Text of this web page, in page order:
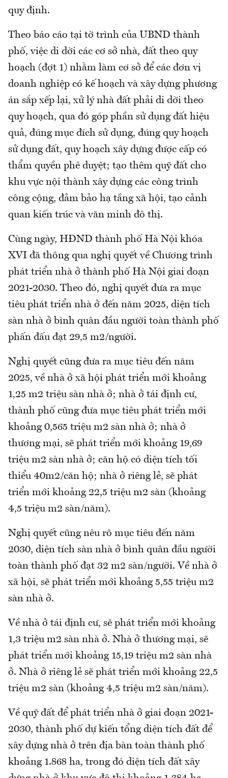
quy định.
Theo báo cáo tại tờ trình của UBND thành
phố, việc di dời các cơ sở nhà, đất theo quy
hoạch (đợt 1) nhằm làm cơ sở để các đơn vị
doanh nghiệp có kế hoạch và xây dựng phương
án sắp xếp lại, xử lý nhà đất phải di dời theo
quy hoạch, qua đó góp phần sử dụng đất hiệu
quả, đúng mục đích sử dụng, đúng quy hoạch
sử dụng đất, quy hoạch xây dựng được cấp có
thẩm quyền phê duyệt; tạo thêm quỹ đất cho
khu vực nội thành xây dựng các công trình
công cộng, đảm bảo hạ tầng xã hội, tạo cảnh
quan kiến trúc và văn minh đô thị.
Cùng ngày, HĐND thành phố Hà Nội khóa
XVI đã thông qua nghị quyết về Chương trình
phát triển nhà ở thành phố Hà Nội giai đoạn
2021-2030. Theo đó, nghị quyết đưa ra mục
tiêu phát triển nhà ở đến năm 2025, diện tích
sàn nhà ở bình quân đầu người toàn thành phố
phấn đấu đạt 29,5 m2/người.
Nghị quyết cũng đưa ra mục tiêu đến năm
2025, về nhà ở xã hội phát triển mới khoảng
1,25 m2 triệu sàn nhà ở; nhà ở tái định cư,
thành phố cũng đưa mục tiêu phát triển mới
khoảng 0,565 triệu m2 sàn nhà ở; nhà ở
thương mại, sẽ phát triển mới khoảng 19,69
triệu m2 sàn nhà ở; căn hộ có diện tích tối
thiểu 40m2/căn hộ; nhà ở riêng lẻ, sẽ phát
triển mới khoảng 22,5 triệu m2 sàn (khoảng
4,5 triệu m2 sàn/năm).
Nghị quyết cũng nêu rõ mục tiêu đến năm
2030, diện tích sàn nhà ở bình quân đầu người
toàn thành phố đạt 32 m2 sàn/người. Về nhà ở
xã hội, sẽ phát triển mới khoảng 5,55 triệu m2
sàn nhà ở.
Về nhà ở tái định cư, sẽ phát triển mới khoảng
1,3 triệu m2 sàn nhà ở. Nhà ở thương mại, sẽ
phát triển mới khoảng 15,19 triệu m2 sàn nhà
ở. Nhà ở riêng lẻ sẽ phát triển mới khoảng 22,5
triệu m2 sàn (khoảng 4,5 triệu m2 sàn/năm).
Về quỹ đất để phát triển nhà ở giai đoạn 2021-
2030, thành phố dự kiến tổng diện tích đất để
xây dựng nhà ở trên địa bàn toàn thành phố
khoảng 1.868 ha, trong đó diện tích đất xây